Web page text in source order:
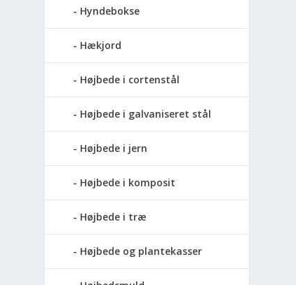
Hyndebokse
Hækjord
Højbede i cortenstål
Højbede i galvaniseret stål
Højbede i jern
Højbede i komposit
Højbede i træ
Højbede og plantekasser